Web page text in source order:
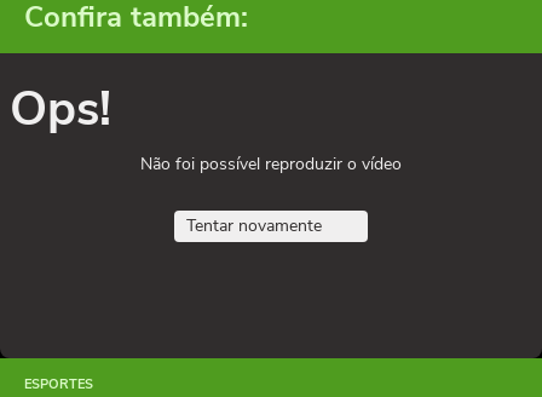
Confira também:
Ops!
Não foi possível reproduzir o vídeo
Tentar novamente
ESPORTES